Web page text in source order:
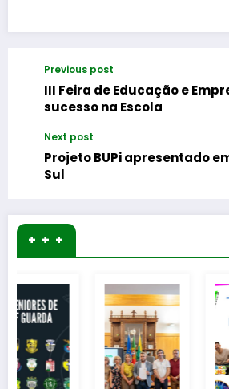
Previous post
III Feira de Educação e
sucesso na Escola
Next post
Projeto BUPi apresentado
Sul
+ + +